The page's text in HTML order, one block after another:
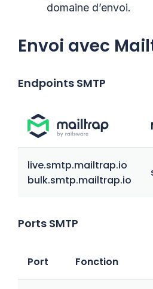
domaine d’envoi.
Envoi avec
Endpoints SMTP
live.smtp.mailtrap.io
bulk.smtp.mailtrap.io
Ports SMTP
Port Fonction